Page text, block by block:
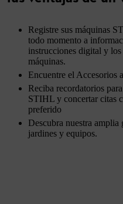
Registre sus máquinas
todo momento a
instrucciones digital y
máquinas.
Encuentre el Accesorios
Reciba recordatorios
STIHL y concertar citas
preferido
Descubra nuestra amplia
jardines y equipos.